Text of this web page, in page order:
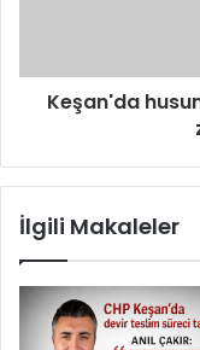
Keşan'da
İlgili Makaleler